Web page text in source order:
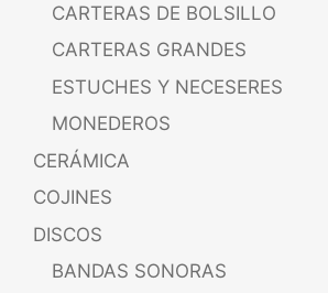
CARTERAS DE BOLSILLO
CARTERAS GRANDES
ESTUCHES Y NECESERES
MONEDEROS
CERÁMICA
COJINES
DISCOS
BANDAS SONORAS